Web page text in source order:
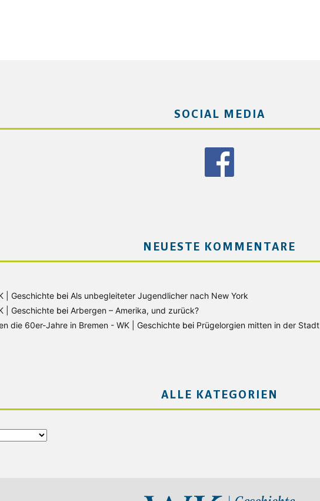
SOCIAL MEDIA
NEUESTE KOMMENTARE
| Geschichte bei Als unbegleiteter Jugendlicher nach New York
| Geschichte bei Arbergen – Amerika, und zurück?
die 60er-Jahre in Bremen - WK | Geschichte bei Prügelorgien mitten in der Stadt
ALLE KATEGORIEN